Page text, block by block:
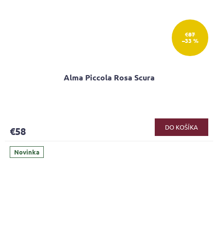
€87
–33 %
Alma Piccola Rosa Scura
€58 DO KOŠÍKA
Novinka